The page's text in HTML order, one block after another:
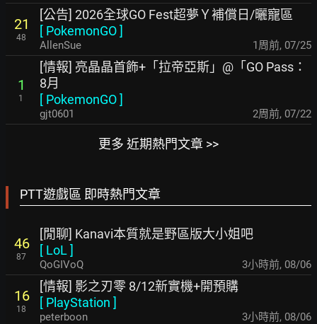
21
48
[公告] 2026全球GO Fest超夢Ｙ補償日/曬寵區
[ PokemonGO]
AllenSue 1周前, 07/25
1
1
[情報] 亮晶晶首飾+「拉帝亞斯」@「GO Pass：
8月
[ PokemonGO]
gjt0601 2周前, 07/22
更多 近期熱門文章 >>
PTT遊戲區 即時熱門文章
46
87
[閒聊] Kanavi本質就是野區版大小姐吧
[ LoL ]
QoGIVoQ 3小時前, 08/06
16
18
[情報] 影之刃零 8/12新實機+開預購
[ PlayStation ]
peterboon 3小時前, 08/06